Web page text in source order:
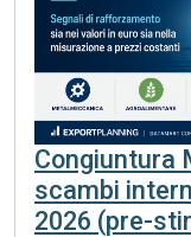
Congiuntura
scambi
2026 (pre-